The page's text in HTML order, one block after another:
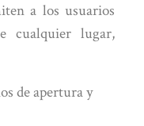
a los usuarios
cualquier lugar,
de apertura y